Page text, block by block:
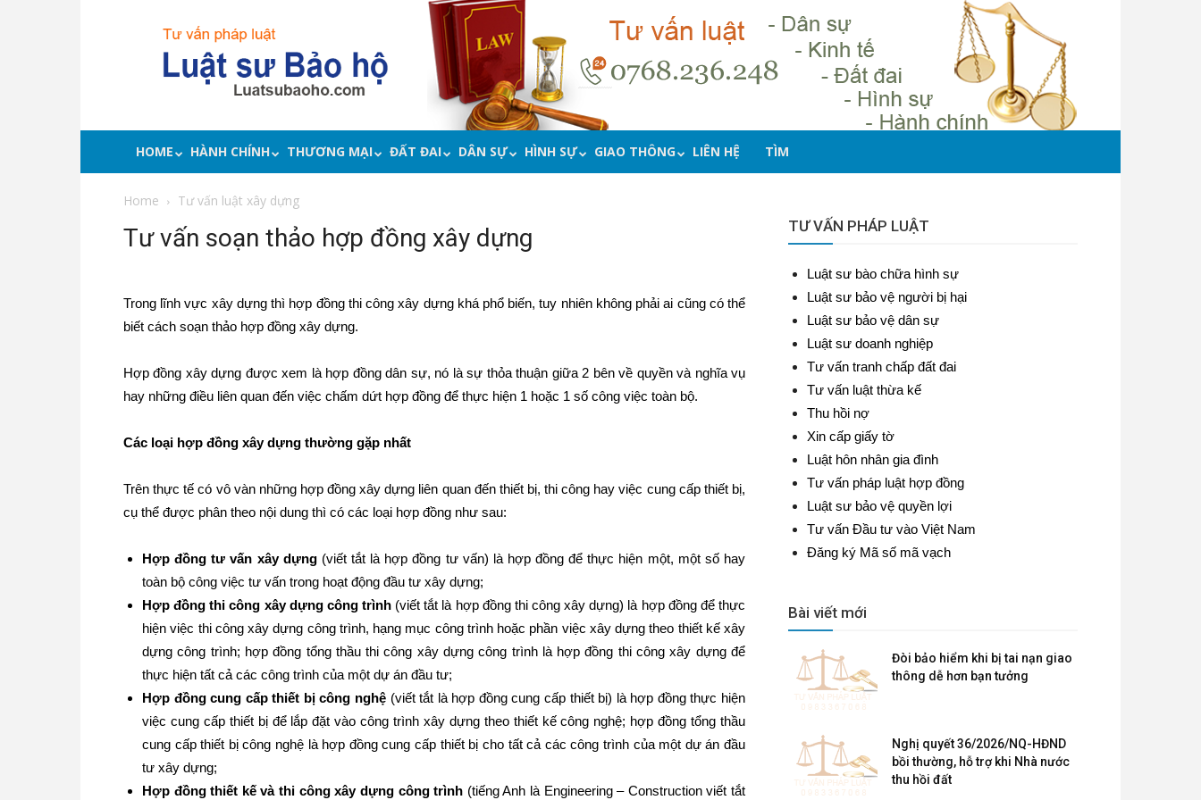
Luật
bảo
lợi,
tư
luật
HOME HÀNH CHÍNH THƯƠNG MẠI ĐẤT ĐAI DÂN SỰ HÌNH SỰ GIAO THÔNG LIÊN HỆ TÌM
Home Tư vấn luật xây dựng
Tư vấn soạn thảo hợp đồng xây dựng
Trong lĩnh vực xây dựng thì hợp đồng thi công xây dựng khá phổ biến, tuy nhiên không phải ai cũng có thể
biết cách soạn thảo hợp đồng xây dựng.
Hợp đồng xây dựng được xem là hợp đồng dân sự, nó là sự thỏa thuận giữa 2 bên về quyền và nghĩa vụ
hay những điều liên quan đến việc chấm dứt hợp đồng để thực hiện 1 hoặc 1 số công việc toàn bộ.
Các loại hợp đồng xây dựng thường gặp nhất
Trên thực tế có vô vàn những hợp đồng xây dựng liên quan đến thiết bị, thi công hay việc cung cấp thiết bị,
cụ thể được phân theo nội dung thì có các loại hợp đồng như sau:
Hợp đồng tư vấn xây dựng(viết tắt là hợp đồng tư vấn) là hợp đồng để thực hiện một, một số hay
toàn bộ công việc tư vấn trong hoạt động đầu tư xây dựng;
Hợp đồng thi công xây dựng công trình (viết tắt là hợp đồng thi công xây dựng) là hợp đồng để thực
hiện việc thi công xây dựng công trình, hạng mục công trình hoặc phần việc xây dựng theo thiết kế xây
dựng công trình; hợp đồng tổng thầu thi công xây dựng công trình là hợp đồng thi công xây dựng để
thực hiện tất cả các công trình của một dự án đầu tư;
Hợp đồng cung cấp thiết bị công nghệ (viết tắt là hợp đồng cung cấp thiết bị) là hợp đồng thực hiện
việc cung cấp thiết bị để lắp đặt vào công trình xây dựng theo thiết kế công nghệ; hợp đồng tổng thầu
cung cấp thiết bị công nghệ là hợp đồng cung cấp thiết bị cho tất cả các công trình của một dự án đầu
tư xây dựng;
Hợp đồng thiết kế và thi công xây dựng công trình (tiếng Anh là Engineering – Construction viết tắt
TƯ VẤN PHÁP LUẬT
Luật sư bào chữa hình sự
Luật sư bảo vệ người bị hại
Luật sư bảo vệ dân sự
Luật sư doanh nghiệp
Tư vấn tranh chấp đất đai
Tư vấn luật thừa kế
Thu hồi nợ
Xin cấp giấy tờ
Luật hôn nhân gia đình
Tư vấn pháp luật hợp đồng
Luật sư bảo vệ quyền lợi
Tư vấn Đầu tư vào Việt Nam
Đăng ký Mã số mã vạch
Bài viết mới
Đòi bảo hiểm khi bị tai nạn giao
thông dễ hơn bạn tưởng
Nghị quyết 36/2026/NQ-HĐND
bồi thường, hỗ trợ khi Nhà nước
thu hồi đất